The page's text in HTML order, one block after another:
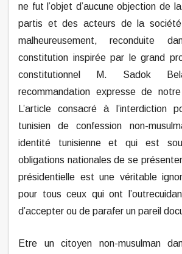
ne fut l’objet d’aucune objection de
partis et des acteurs de la
malheureusement, reconduite
constitution inspirée par le grand
constitutionnel M. Sadok
recommandation expresse de
L’article consacré à l’interdiction
tunisien de confession non-
identité tunisienne et qui est
obligations nationales de se
présidentielle est une véritable
pour tous ceux qui ont
d’accepter ou de parafer un pareil
Etre un citoyen non-musulman